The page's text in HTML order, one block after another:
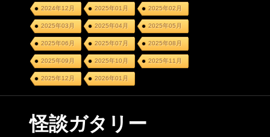
2024年12月 2025年01月 2025年02月
2025年03月 2025年04月 2025年05月
2025年06月 2025年07月 2025年08月
2025年09月 2025年10月 2025年11月
2025年12月 2026年01月
怪談ガタリー